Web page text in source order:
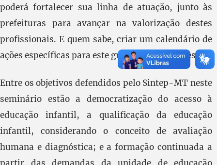
poderá fortalecer sua linha de atuação, junto às
prefeituras para avançar na valorização destes
profissionais. E quem sabe, criar um calendário de
ações específicas para este grupo de educadores ”.
Entre os objetivos defendidos pelo Sintep-MT neste
seminário estão a democratização do acesso à
educação infantil, a qualificação da educação
infantil, considerando o conceito de avaliação
humana e diagnóstica; e a formação continuada a
partir das demandas da unidade de educação